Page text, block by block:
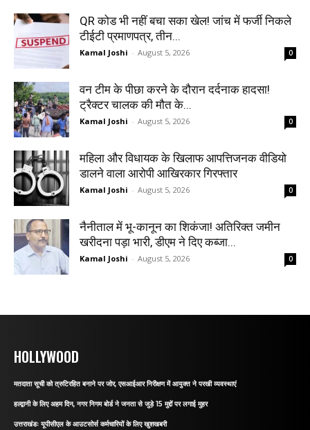
QR कोड भी नहीं बचा सका खेल! जांच में फर्जी निकले
टीईटी प्रमाणपत्र, तीन...
Kamal Joshi - August 5, 2026 0
वन टीम के पीछा करने के दौरान दर्दनाक हादसा!
ट्रैक्टर चालक की मौत के...
Kamal Joshi - August 5, 2026 0
महिला और विधायक के खिलाफ आपत्तिजनक वीडियो
डालने वाला आरोपी आखिरकार गिरफ्तार
Kamal Joshi - August 5, 2026 0
नैनीताल में भू-कानून का शिकंजा! अतिरिक्त जमीन
खरीदना पड़ा भारी, डीएम ने दिए कब्जा...
Kamal Joshi - August 5, 2026 0
HOLLYWOOD
मतदाता सूची को त्रुटिरहित बनाने पर जोर, एसआईआर निरीक्षण में आयुक्त ने परखी व्यवस्थाएं
हल्द्वानी के लिए अहम दिन, नगर निगम बोर्ड ने जनता से जुड़े 15 मुद्दों पर लगाई मुहर
उत्तराखंडः यूपीसीएल के आउटसोर्स कर्मचारियों के लिए खुशखबरी